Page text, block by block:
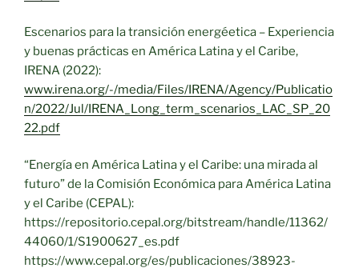
Escenarios para la transición energéetica – Experiencia
y buenas prácticas en América Latina y el Caribe,
IRENA (2022):
www.irena.org/-/media/Files/IRENA/Agency/Publicatio
n/2022/Jul/IRENA_Long_term_scenarios_LAC_SP_20
22.pdf
“Energía en América Latina y el Caribe: una mirada al
futuro” de la Comisión Económica para América Latina
y el Caribe (CEPAL):
https://repositorio.cepal.org/bitstream/handle/11362/
44060/1/S1900627_es.pdf
https://www.cepal.org/es/publicaciones/38923-